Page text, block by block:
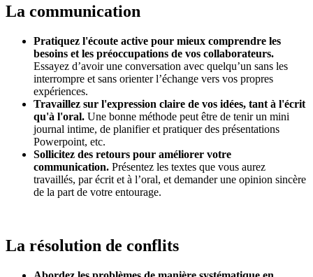
La communication
Pratiquez l'écoute active pour mieux comprendre les
besoins et les préoccupations de vos collaborateurs.
Essayez d’avoir une conversation avec quelqu’un sans les
interrompre et sans orienter l’échange vers vos propres
expériences.
Travaillez sur l'expression claire de vos idées, tant à l'écrit
qu'à l'oral. Une bonne méthode peut être de tenir un mini
journal intime, de planifier et pratiquer des présentations
Powerpoint, etc.
Sollicitez des retours pour améliorer votre
communication. Présentez les textes que vous aurez
travaillés, par écrit et à l’oral, et demander une opinion sincère
de la part de votre entourage.
La résolution de conflits